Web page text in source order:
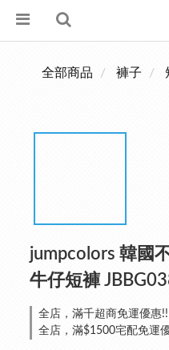
全部商品 褲子
jumpcolors 韓國
牛仔短褲
全店，滿千超商免運優惠
全店，滿$1500宅配免運